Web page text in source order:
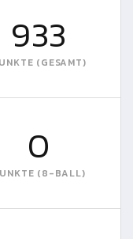
933
(GESAMT)
0
(8-BALL)